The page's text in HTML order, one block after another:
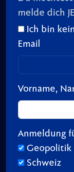
melde dich
Ich bin
Email
Vorname,
Anmeldung
Geopolitik
Schweiz